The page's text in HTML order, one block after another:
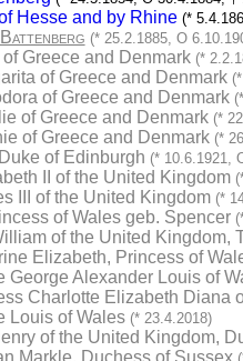
Hesse and by Rhine (*
(* 25.2.1885, O
Greece and Denmark (*
of Greece and Denmark
of Greece and Denmark
of Greece and Denmark (*
of Greece and Denmark (*
of Edinburgh (* 10.6.1921,
II of the United Kingdom
III of the United Kingdom (*
of Wales geb. Spencer
of the United Kingdom,
Elizabeth, Princess of
George Alexander Louis of
Charlotte Elizabeth Diana
Louis of Wales (* 23.4.2018)
of the United Kingdom,
Markle, Duchess of Sussex